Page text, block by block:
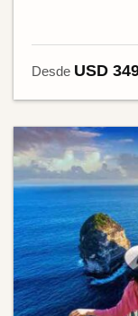
Desde USD